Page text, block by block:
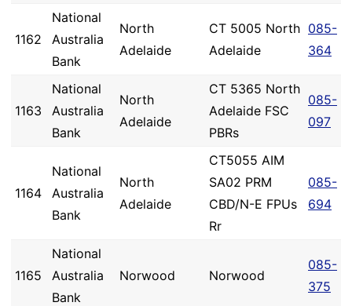
1162
National
Australia
Bank
North
Adelaide
CT 5005 North
Adelaide
085-
364
1163
National
Australia
Bank
North
Adelaide
CT 5365 North
Adelaide FSC
PBRs
085-
097
1164
National
Australia
Bank
North
Adelaide
CT5055 AIM
SA02 PRM
CBD/N-E FPUs
Rr
085-
694
1165
National
Australia
Bank
Norwood Norwood
085-
375